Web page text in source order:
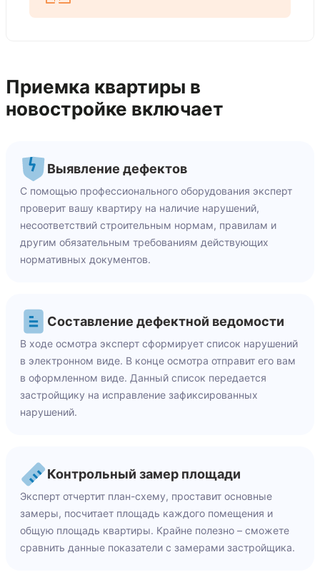
Приемка квартиры в
новостройке включает
Выявление дефектов
С помощью профессионального оборудования эксперт
проверит вашу квартиру на наличие нарушений,
несоответствий строительным нормам, правилам и
другим обязательным требованиям действующих
нормативных документов.
Составление дефектной ведомости
В ходе осмотра эксперт сформирует список нарушений
в электронном виде. В конце осмотра отправит его вам
в оформленном виде. Данный список передается
застройщику на исправление зафиксированных
нарушений.
Контрольный замер площади
Эксперт отчертит план-схему, проставит основные
замеры, посчитает площадь каждого помещения и
общую площадь квартиры. Крайне полезно – сможете
сравнить данные показатели с замерами застройщика.